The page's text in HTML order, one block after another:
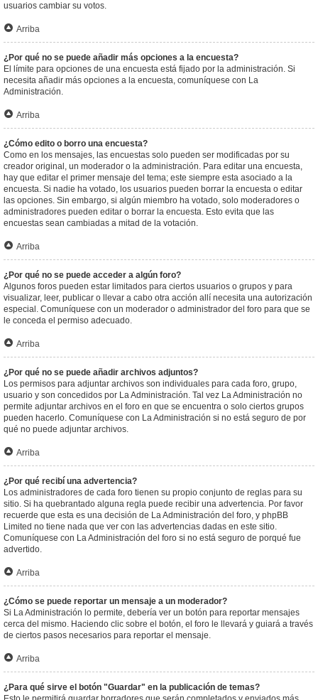
usuarios cambiar su votos.
Arriba
¿Por qué no se puede añadir más opciones a la encuesta?
El límite para opciones de una encuesta está fijado por la administración. Si
necesita añadir más opciones a la encuesta, comuníquese con La
Administración.
Arriba
¿Cómo edito o borro una encuesta?
Como en los mensajes, las encuestas solo pueden ser modificadas por su
creador original, un moderador o la administración. Para editar una encuesta,
hay que editar el primer mensaje del tema; este siempre esta asociado a la
encuesta. Si nadie ha votado, los usuarios pueden borrar la encuesta o editar
las opciones. Sin embargo, si algún miembro ha votado, solo moderadores o
administradores pueden editar o borrar la encuesta. Esto evita que las
encuestas sean cambiadas a mitad de la votación.
Arriba
¿Por qué no se puede acceder a algún foro?
Algunos foros pueden estar limitados para ciertos usuarios o grupos y para
visualizar, leer, publicar o llevar a cabo otra acción allí necesita una autorización
especial. Comuníquese con un moderador o administrador del foro para que se
le conceda el permiso adecuado.
Arriba
¿Por qué no se puede añadir archivos adjuntos?
Los permisos para adjuntar archivos son individuales para cada foro, grupo,
usuario y son concedidos por La Administración. Tal vez La Administración no
permite adjuntar archivos en el foro en que se encuentra o solo ciertos grupos
pueden hacerlo. Comuníquese con La Administración si no está seguro de por
qué no puede adjuntar archivos.
Arriba
¿Por qué recibí una advertencia?
Los administradores de cada foro tienen su propio conjunto de reglas para su
sitio. Si ha quebrantado alguna regla puede recibir una advertencia. Por favor
recuerde que esta es una decisión de La Administración del foro, y phpBB
Limited no tiene nada que ver con las advertencias dadas en este sitio.
Comuníquese con La Administración del foro si no está seguro de porqué fue
advertido.
Arriba
¿Cómo se puede reportar un mensaje a un moderador?
Si La Administración lo permite, debería ver un botón para reportar mensajes
cerca del mismo. Haciendo clic sobre el botón, el foro le llevará y guiará a través
de ciertos pasos necesarios para reportar el mensaje.
Arriba
¿Para qué sirve el botón "Guardar" en la publicación de temas?